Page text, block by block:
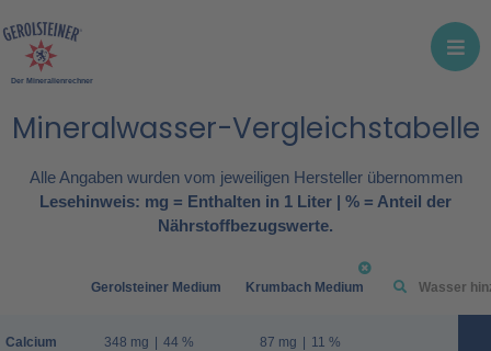
Der Mineralienrechner
Mineralwasser-Vergleichstabelle
Alle Angaben wurden vom jeweiligen Hersteller übernommen
Lesehinweis: mg = Enthalten in 1 Liter | % = Anteil der
Nährstoffbezugswerte.
Calcium
Gerolsteiner Medium
348 mg | 44 %
Krumbach Medium
87 mg | 11 %